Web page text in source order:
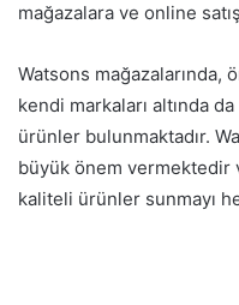
mağazalara ve online
Watsons mağazalarında,
kendi markaları altında
ürünler bulunmaktadır.
büyük önem
kaliteli ürünler sunmayı